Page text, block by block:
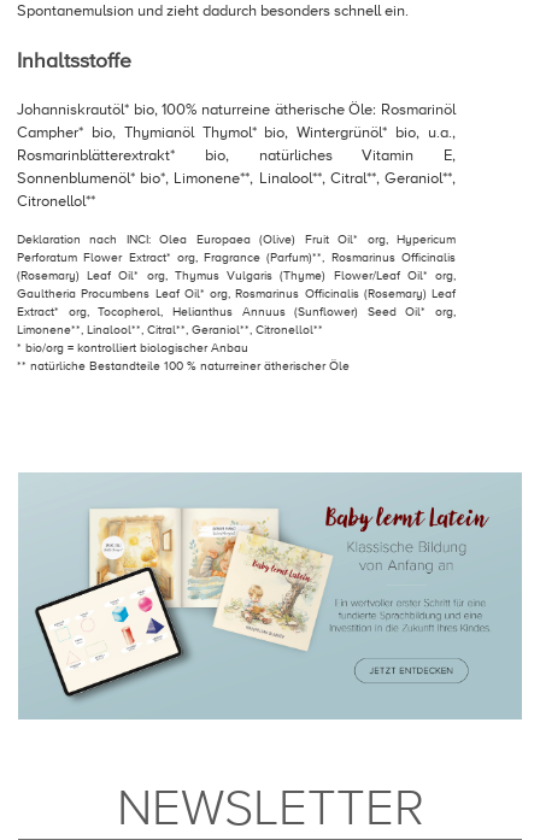
Spontanemulsion und zieht dadurch besonders schnell ein.
Inhaltsstoffe
Johanniskrautöl* bio, 100% naturreine ätherische Öle: Rosmarinöl
Campher* bio, Thymianöl Thymol* bio, Wintergrünöl* bio, u.a.,
Rosmarinblätterextrakt* bio, natürliches Vitamin E,
Sonnenblumenöl* bio*, Limonene**, Linalool**, Citral**, Geraniol**,
Citronellol**
Deklaration nach INCI: Olea Europaea (Olive) Fruit Oil* org, Hypericum
Perforatum Flower Extract* org, Fragrance (Parfum)**, Rosmarinus Officinalis
(Rosemary) Leaf Oil* org, Thymus Vulgaris (Thyme) Flower/Leaf Oil* org,
Gaultheria Procumbens Leaf Oil* org, Rosmarinus Officinalis (Rosemary) Leaf
Extract* org, Tocopherol, Helianthus Annuus (Sunflower) Seed Oil* org,
Limonene**, Linalool**, Citral**, Geraniol**, Citronellol**
* bio/org = kontrolliert biologischer Anbau
** natürliche Bestandteile 100 % naturreiner ätherischer Öle
NEWSLETTER